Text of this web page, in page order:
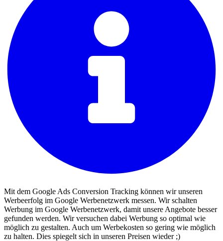
Mit dem Google Ads Conversion Tracking können wir unseren
Werbeerfolg im Google Werbenetzwerk messen. Wir schalten
Werbung im Google Werbenetzwerk, damit unsere Angebote besser
gefunden werden. Wir versuchen dabei Werbung so optimal wie
möglich zu gestalten. Auch um Werbekosten so gering wie möglich
zu halten. Dies spiegelt sich in unseren Preisen wieder ;)